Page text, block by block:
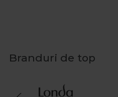
Branduri de top